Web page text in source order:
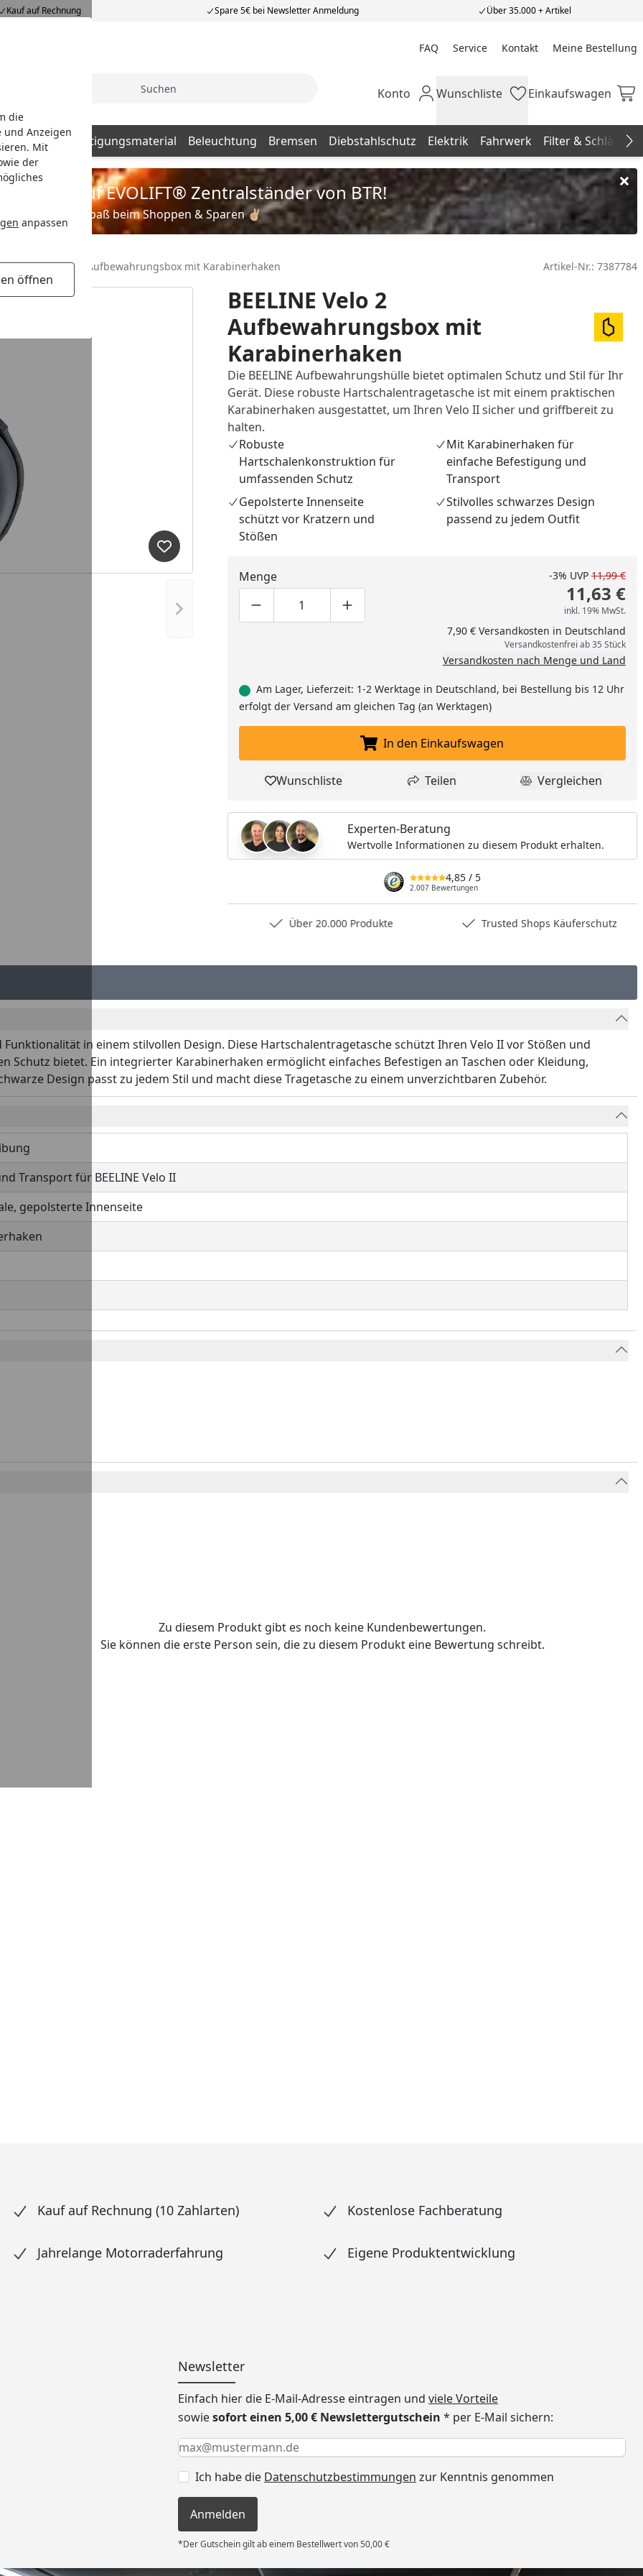
die
und Anzeigen
Mit
der
anpassen
öffnen
Kauf auf Rechnung Spare 5€ bei Newsletter Anmeldung Über 35.000 + Artikel
FAQ Service Kontakt Meine Bestellung
Meine Bestellung
Mein Konto
Konto Wunschliste
Wunschliste Einkaufswagen
Einkaufswagen
Befestigungsmaterial Beleuchtung Bremsen Diebstahlschutz Elektrik Fahrwerk Filter & Schläuche
zu 35% auf EVOLIFT® Zentralständer von BTR!
Viel Spaß beim Shoppen & Sparen ✌🏼
BEELINE Velo 2 Aufbewahrungsbox mit Karabinerhaken Artikel-Nr.: 7387784
Nächstes Bild anzeigen
Produkt zur Wunschliste hinzufügen
BEELINE Velo 2
Aufbewahrungsbox mit
Karabinerhaken
Die BEELINE Aufbewahrungshülle bietet optimalen Schutz und Stil für Ihr
Gerät. Diese robuste Hartschalentragetasche ist mit einem praktischen
Karabinerhaken ausgestattet, um Ihren Velo II sicher und griffbereit zu
halten.
Robuste
Hartschalenkonstruktion für
umfassenden Schutz
Mit Karabinerhaken für
einfache Befestigung und
Transport
Gepolsterte Innenseite
schützt vor Kratzern und
Stößen
Stilvolles schwarzes Design
passend zu jedem Outfit
Menge
Produktmenge um eins verringern
Produktmenge manuell eingeben
Produktmenge um eins erhöhen
-3% UVP 11,99 €
11,63 €
inkl. 19% MwSt.
7,90 € Versandkosten in Deutschland
Versandkostenfrei ab 35 Stück
Versandkosten nach Menge und Land
Am Lager, Lieferzeit: 1-2 Werktage in Deutschland, bei Bestellung bis 12 Uhr
erfolgt der Versand am gleichen Tag (an Werktagen)
In den Einkaufswagen legen
In den Einkaufswagen
Produkt zur Wunschliste hinzufügen
Wunschliste Teilen
Teilen Produkt
Vergleichen
Experten-Beratung
Wertvolle Informationen zu diesem Produkt erhalten.
4,85 / 5
2.007 Bewertungen
Über 20.000 Produkte Trusted Shops Käuferschutz
in einem stilvollen Design. Diese Hartschalentragetasche schützt Ihren Velo II vor Stößen und
Schutz bietet. Ein integrierter Karabinerhaken ermöglicht einfaches Befestigen an Taschen oder Kleidung,
Design passt zu jedem Stil und macht diese Tragetasche zu einem unverzichtbaren Zubehör.
Transport für BEELINE Velo II
gepolsterte Innenseite
Zu diesem Produkt gibt es noch keine Kundenbewertungen.
Sie können die erste Person sein, die zu diesem Produkt eine Bewertung schreibt.
Kauf auf Rechnung (10 Zahlarten) Kostenlose Fachberatung
Jahrelange Motorraderfahrung Eigene Produktentwicklung
Newsletter
Einfach hier die E-Mail-Adresse eintragen und viele Vorteile
sowiesofort einen 5,00 € Newslettergutschein * per E-Mail sichern:
Keine Eingabe erforderlich
Eingabe erforderlich
E-Mail *
Ich habe die Datenschutzbestimmungen zur Kenntnis genommen
Anmelden
*Der Gutschein gilt ab einem Bestellwert von 50,00 €